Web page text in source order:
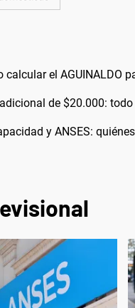
calcular el AGUINALDO
de $20.000:
y ANSES: